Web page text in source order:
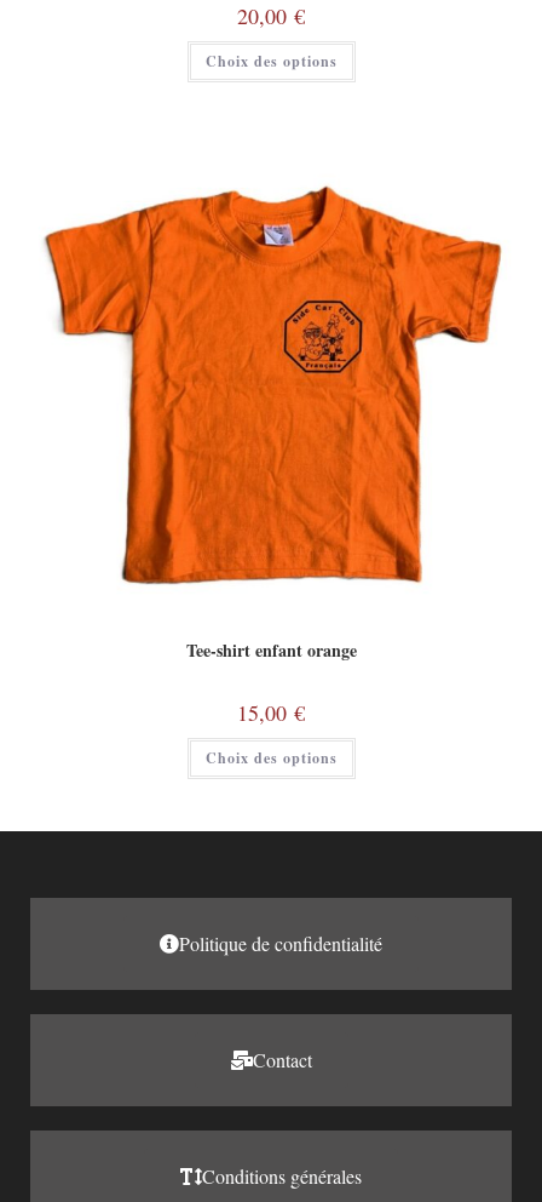
20,00 €
Choix des options
Tee-shirt enfant orange
15,00 €
Choix des options
Politique de confidentialité
Contact
Conditions générales